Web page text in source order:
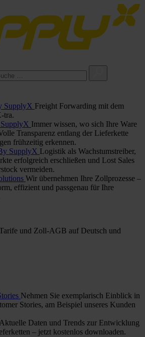
SupplyX Freight Forwarding mit dem
tra.
Immer wissen, wo sich Ihre Ware
Transparenz entlang der Lieferkette
frühzeitig erkennen.
SupplyX Logistik als Wachstumstreiber,
erfolgreich erschließen und Lost Sales
vermeiden.
Wir übernehmen Ihre Zollprozesse –
effizient und passgenau für Ihre
und Zoll-AGB auf Deutsch und
Nehmen Sie exemplarisch Einblick in
Stories, am Beispiel unseres Kunden
Aktuelle Daten und Trends zur Entwicklung
– jetzt kostenlos downloaden.